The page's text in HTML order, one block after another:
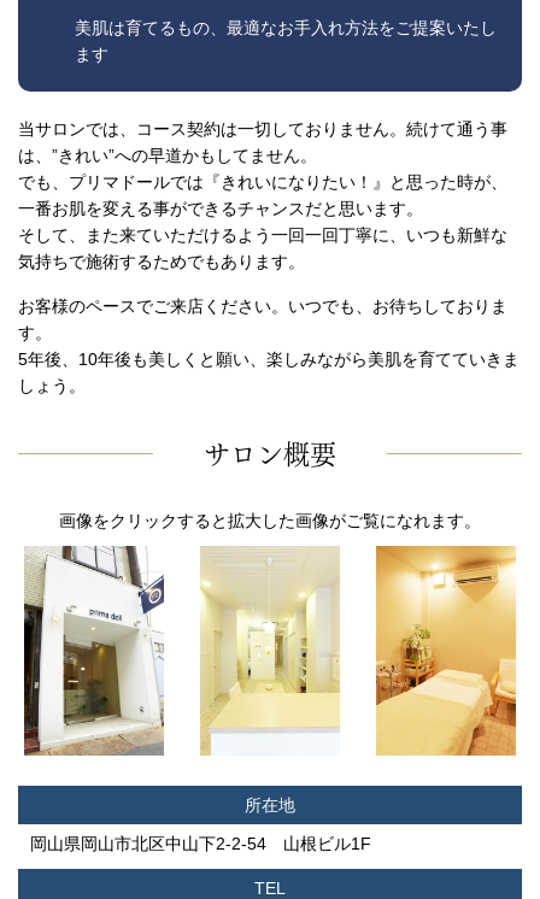
美肌は育てるもの、最適なお手入れ方法をご提案いたし
ます
当サロンでは、コース契約は一切しておりません。続けて通う事
は、”きれい”への早道かもしてません。
でも、プリマドールでは『きれいになりたい！』と思った時が、
一番お肌を変える事ができるチャンスだと思います。
そして、また来ていただけるよう一回一回丁寧に、いつも新鮮な
気持ちで施術するためでもあります。
お客様のペースでご来店ください。いつでも、お待ちしておりま
す。
5年後、10年後も美しくと願い、楽しみながら美肌を育てていきま
しょう。
サロン概要
画像をクリックすると拡大した画像がご覧になれます。
所在地
岡山県岡山市北区中山下2-2-54 山根ビル1F
TEL